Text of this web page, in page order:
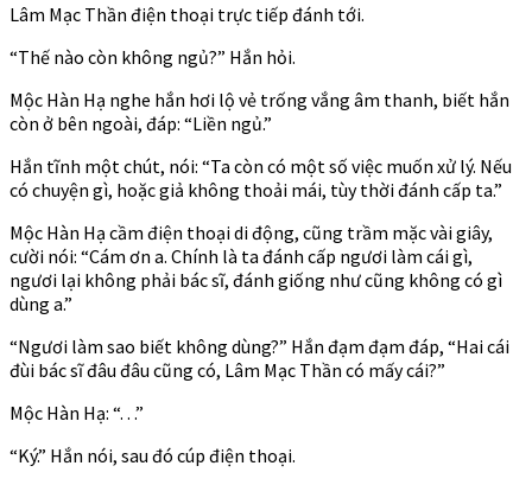
Lâm Mạc Thần điện thoại trực tiếp đánh tới.
“Thế nào còn không ngủ?” Hắn hỏi.
Mộc Hàn Hạ nghe hắn hơi lộ vẻ trống vắng âm thanh, biết hắn
còn ở bên ngoài, đáp: “Liền ngủ.”
Hắn tĩnh một chút, nói: “Ta còn có một số việc muốn xử lý. Nếu
có chuyện gì, hoặc giả không thoải mái, tùy thời đánh cấp ta.”
Mộc Hàn Hạ cầm điện thoại di động, cũng trầm mặc vài giây,
cười nói: “Cám ơn a. Chính là ta đánh cấp ngươi làm cái gì,
ngươi lại không phải bác sĩ, đánh giống như cũng không có gì
dùng a.”
“Ngươi làm sao biết không dùng?” Hắn đạm đạm đáp, “Hai cái
đùi bác sĩ đâu đâu cũng có, Lâm Mạc Thần có mấy cái?”
Mộc Hàn Hạ: “. . .”
“Ký.” Hắn nói, sau đó cúp điện thoại.